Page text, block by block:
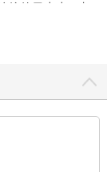
後的日本史，都
，參與各種講座
》（全十二卷，
書評集成》（全